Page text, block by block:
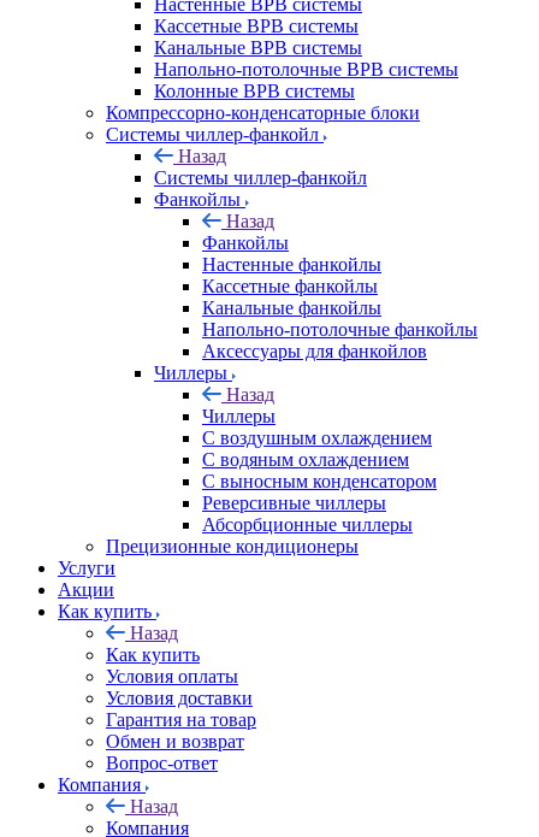
Настенные ВРВ системы
Кассетные ВРВ системы
Канальные ВРВ системы
Напольно-потолочные ВРВ системы
Колонные ВРВ системы
Компрессорно-конденсаторные блоки
Системы чиллер-фанкойл
Назад
Системы чиллер-фанкойл
Фанкойлы
Назад
Фанкойлы
Настенные фанкойлы
Кассетные фанкойлы
Канальные фанкойлы
Напольно-потолочные фанкойлы
Аксессуары для фанкойлов
Чиллеры
Назад
Чиллеры
С воздушным охлаждением
С водяным охлаждением
С выносным конденсатором
Реверсивные чиллеры
Абсорбционные чиллеры
Прецизионные кондиционеры
Услуги
Акции
Как купить
Назад
Как купить
Условия оплаты
Условия доставки
Гарантия на товар
Обмен и возврат
Вопрос-ответ
Компания
Назад
Компания